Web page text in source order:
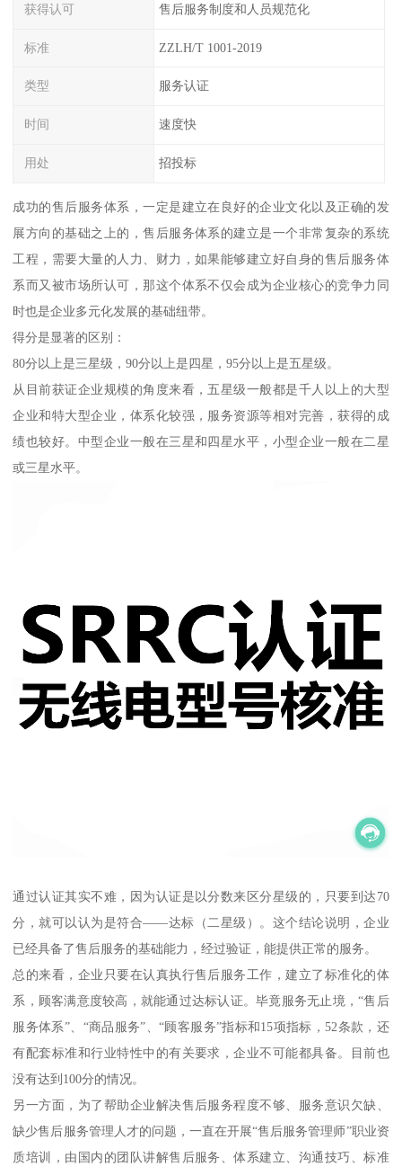
获得认可 售后服务制度和人员规范化
标准 ZZLH/T 1001-2019
类型 服务认证
时间 速度快
用处 招投标
成功的售后服务体系，一定是建立在良好的企业文化以及正确的发
展方向的基础之上的，售后服务体系的建立是一个非常复杂的系统
工程，需要大量的人力、财力，如果能够建立好自身的售后服务体
系而又被市场所认可，那这个体系不仅会成为企业核心的竞争力同
时也是企业多元化发展的基础纽带。
得分是显著的区别：
80分以上是三星级，90分以上是四星，95分以上是五星级。
从目前获证企业规模的角度来看，五星级一般都是千人以上的大型
企业和特大型企业，体系化较强，服务资源等相对完善，获得的成
绩也较好。中型企业一般在三星和四星水平，小型企业一般在二星
或三星水平。
通过认证其实不难，因为认证是以分数来区分星级的，只要到达70
分，就可以认为是符合——达标（二星级）。这个结论说明，企业
已经具备了售后服务的基础能力，经过验证，能提供正常的服务。
总的来看，企业只要在认真执行售后服务工作，建立了标准化的体
系，顾客满意度较高，就能通过达标认证。毕竟服务无止境，“售后
服务体系”、“商品服务”、“顾客服务”指标和15项指标，52条款，还
有配套标准和行业特性中的有关要求，企业不可能都具备。目前也
没有达到100分的情况。
另一方面，为了帮助企业解决售后服务程度不够、服务意识欠缺、
缺少售后服务管理人才的问题，一直在开展“售后服务管理师”职业资
质培训，由国内的团队讲解售后服务、体系建立、沟通技巧、标准